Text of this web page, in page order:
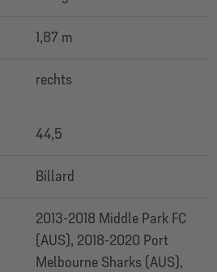
1,87 m
rechts
44,5
Billard
2013-2018 Middle Park FC
(AUS), 2018-2020 Port
Melbourne Sharks (AUS),